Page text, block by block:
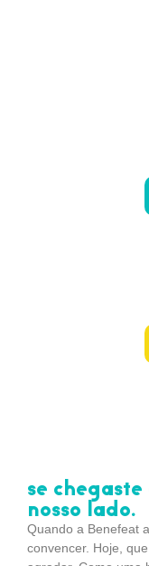
se
nosso lado.
Quando a Benefeat
convencer. Hoje,